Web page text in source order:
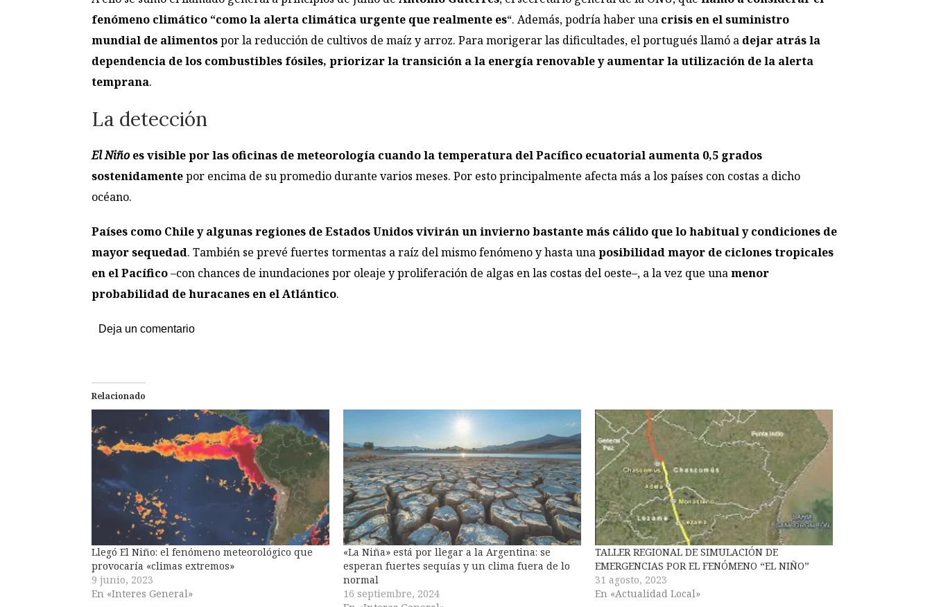
fenómeno climático “como la alerta climática urgente que realmente es“. Además, podría haber una crisis en el suministro
mundial de alimentospor la reducción de cultivos de maíz y arroz. Para morigerar las dificultades, el portugués llamó a dejar atrás la
dependencia de los combustibles fósiles, priorizar la transición a la energía renovable y aumentar la utilización de la alerta
temprana.
La detección
El Niñoes visible por las oficinas de meteorología cuando la temperatura del Pacífico ecuatorial aumenta 0,5 grados
sostenidamentepor encima de su promedio durante varios meses. Por esto principalmente afecta más a los países con costas a dicho
océano.
Países como Chile y algunas regiones de Estados Unidos vivirán un invierno bastante más cálido que lo habitual y condiciones de
mayor sequedad. También se prevé fuertes tormentas a raíz del mismo fenómeno y hasta unaposibilidad mayor de ciclones tropicales
en el Pacífico–con chances de inundaciones por oleaje y proliferación de algas en las costas del oeste–, a la vez que unamenor
probabilidad de huracanes en el Atlántico.
Deja un comentario
Relacionado
Llegó El Niño: el fenómeno meteorológico que
provocaría «climas extremos»
9 junio, 2023
En «Interes General»
«La Niña» está por llegar a la Argentina: se
esperan fuertes sequías y un clima fuera de lo
normal
16 septiembre, 2024
TALLER REGIONAL DE SIMULACIÓN DE
EMERGENCIAS POR EL FENÓMENO “EL NIÑO”
31 agosto, 2023
En «Actualidad Local»